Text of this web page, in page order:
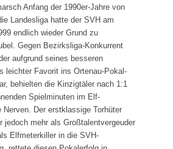
Anfang der 1990er-Jahre von
Landesliga hatte der SVH am
endlich wieder Grund zu
Gegen Bezirksliga-Konkurrent
aufgrund seines besseren
leichter Favorit ins Ortenau-Pokal­
behielten die Kinzig­täler nach 1:1
Spiel­minuten im Elf­
Nerven. Der erst­klassige Torhüter
jedoch mehr als Groß­talentvergeuder
Elfmeterkiller in die SVH-